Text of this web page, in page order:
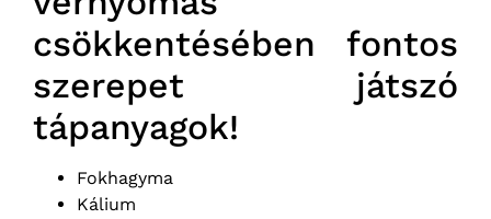
csökkentésében fontos
szerepet játszó
tápanyagok!
Fokhagyma
Kálium